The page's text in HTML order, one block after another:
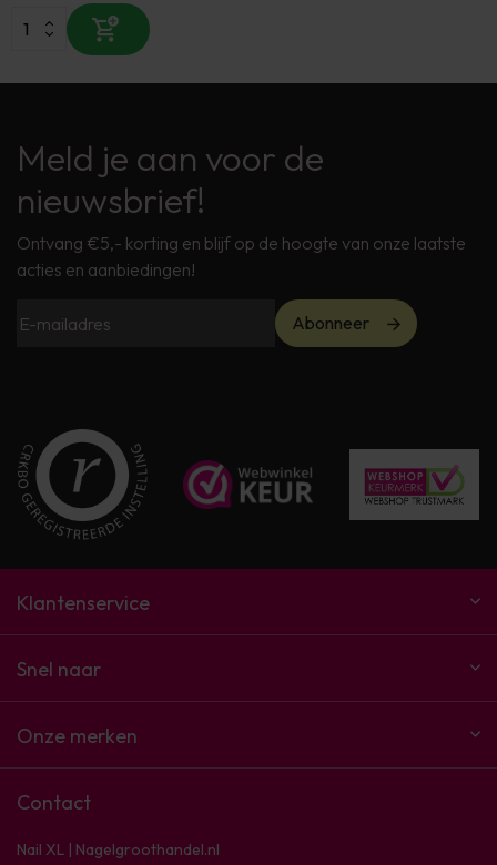
Meld je aan voor de
nieuwsbrief!
Ontvang €5,- korting en blijf op de hoogte van onze laatste
acties en aanbiedingen!
Abonneer
Klantenservice
Snel naar
Onze merken
Contact
Nail XL | Nagelgroothandel.nl